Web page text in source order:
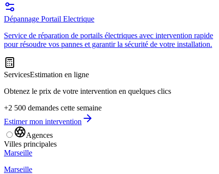
Dépannage Portail Electrique
Service de réparation de portails électriques avec intervention rapide
pour résoudre vos pannes et garantir la sécurité de votre installation.
ServicesEstimation en ligne
Obtenez le prix de votre intervention en quelques clics
+2 500 demandes cette semaine
Estimer mon intervention
Agences
Villes principales
Marseille
Marseille